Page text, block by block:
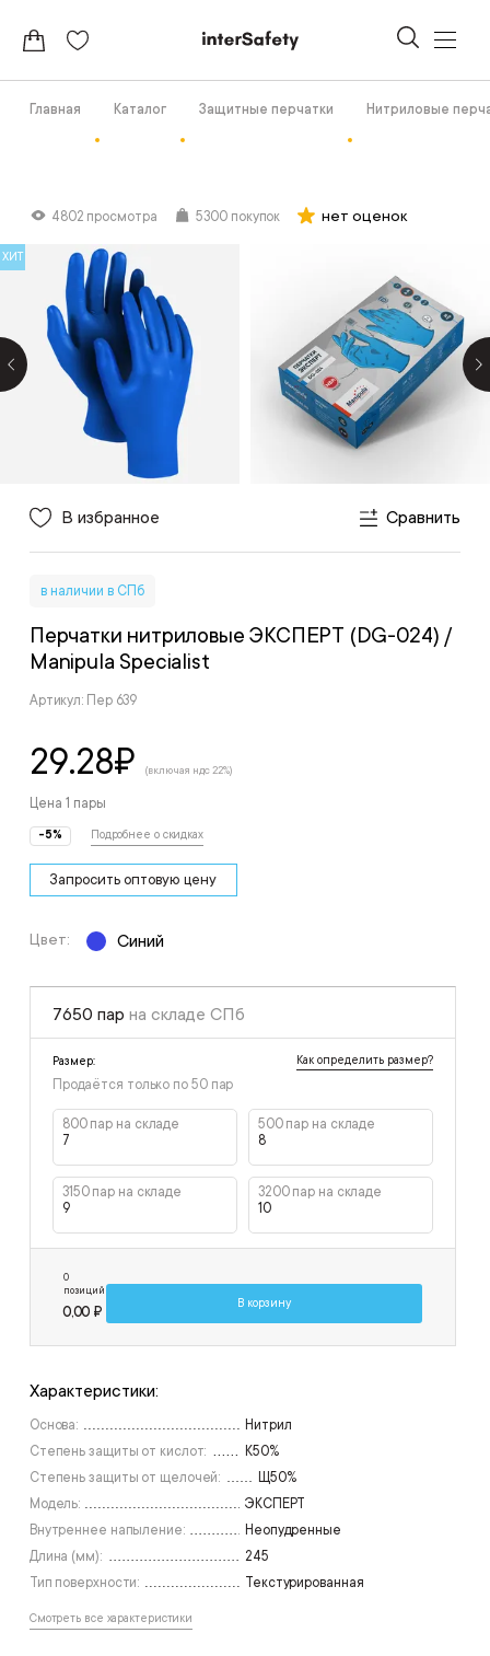
Главная Каталог Защитные перчатки Нитриловые
4802 просмотра 5300 покупок нет оценок
ХИТ
В избранное Сравнить
в наличии в СПб
Перчатки нитриловые ЭКСПЕРТ (DG-024) /
Manipula Specialist
Артикул: Пер 639
29.28₽ (включая ндс 22%)
Цена 1 пары
-5% Подробнее о скидках
Запросить оптовую цену
Цвет: Синий
7650 пар на складе СПб
Размер: Как определить размер?
Продаётся только по 50пар
800 пар на складе
7
500 пар на складе
8
3150 пар на складе
9
3200 пар на складе
10
0
позиций
0,00 ₽
В корзину
Характеристики:
Основа:
Нитрил
Степень защиты от кислот:
К50%
Степень защиты от щелочей:
Щ50%
Модель:
ЭКСПЕРТ
Внутреннее напыление:
Неопудренные
Длина (мм):
245
Тип поверхности:
Текстурированная
Смотреть все характеристики